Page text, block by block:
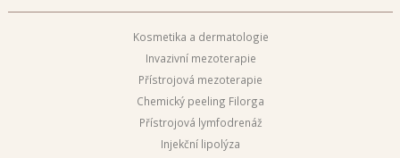
Kosmetika a dermatologie
Invazivní mezoterapie
Přístrojová mezoterapie
Chemický peeling Filorga
Přístrojová lymfodrenáž
Injekční lipolýza